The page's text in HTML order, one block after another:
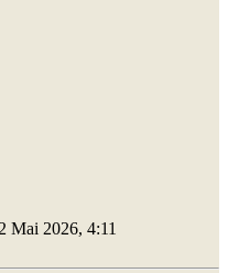
Mai 2026, 4:11